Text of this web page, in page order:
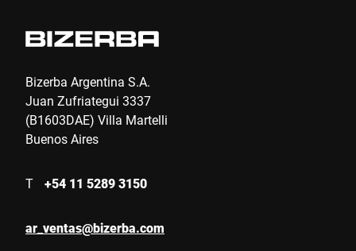
Bizerba Argentina S.A.
Juan Zufriategui 3337
(B1603DAE) Villa Martelli
Buenos Aires
T +54 11 5289 3150
ar_ventas@bizerba.com